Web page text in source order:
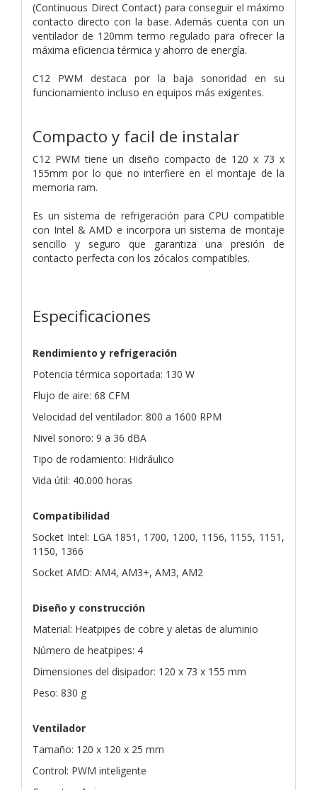
(Continuous Direct Contact) para conseguir el máximo
contacto directo con la base. Además cuenta con un
ventilador de 120mm termo regulado para ofrecer la
máxima eficiencia térmica y ahorro de energía.
C12 PWM destaca por la baja sonoridad en su
funcionamiento incluso en equipos más exigentes.
Compacto y facil de instalar
C12 PWM tiene un diseño compacto de 120 x 73 x
155mm por lo que no interfiere en el montaje de la
memoria ram.
Es un sistema de refrigeración para CPU compatible
con Intel & AMD e incorpora un sistema de montaje
sencillo y seguro que garantiza una presión de
contacto perfecta con los zócalos compatibles.
Especificaciones
Rendimiento y refrigeración
Potencia térmica soportada: 130 W
Flujo de aire: 68 CFM
Velocidad del ventilador: 800 a 1600 RPM
Nivel sonoro: 9 a 36 dBA
Tipo de rodamiento: Hidráulico
Vida útil: 40.000 horas
Compatibilidad
Socket Intel: LGA 1851, 1700, 1200, 1156, 1155, 1151,
1150, 1366
Socket AMD: AM4, AM3+, AM3, AM2
Diseño y construcción
Material: Heatpipes de cobre y aletas de aluminio
Número de heatpipes: 4
Dimensiones del disipador: 120 x 73 x 155 mm
Peso: 830 g
Ventilador
Tamaño: 120 x 120 x 25 mm
Control: PWM inteligente